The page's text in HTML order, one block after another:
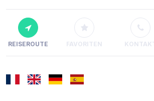
REISEROUTE FAVORITEN